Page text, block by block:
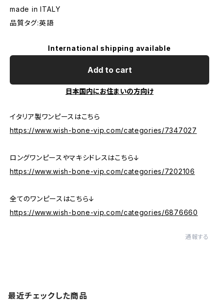
made in ITALY
品質タグ:英語
International shipping available
Add to cart
日本国内にお住まいの方向け
イタリア製ワンピースはこちら
https://www.wish-bone-vip.com/categories/7347027
ロングワンピースやマキシドレスはこちら↓
https://www.wish-bone-vip.com/categories/7202106
全てのワンピースはこちら↓
https://www.wish-bone-vip.com/categories/6876660
通報する
最近チェックした商品